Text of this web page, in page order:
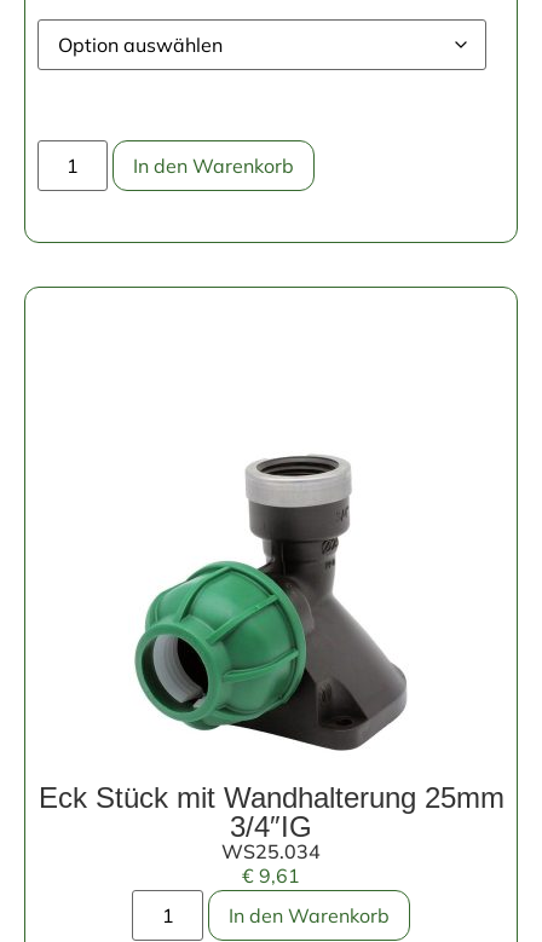
In den Warenkorb
Eck Stück mit Wandhalterung 25mm
3/4″IG
WS25.034
€ 9,61
In den Warenkorb